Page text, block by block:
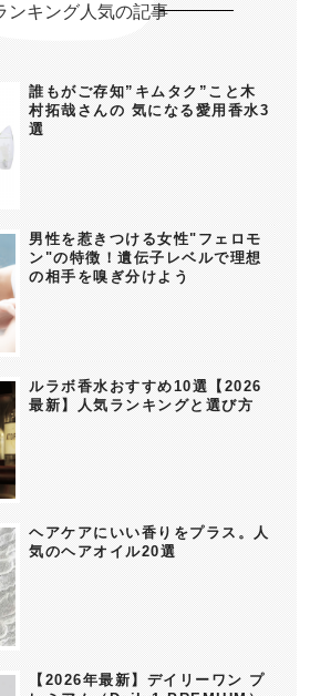
ンキング人気の記事
誰もがご存知”キムタク”こと木
村拓哉さんの 気になる愛用香水3
選
男性を惹きつける女性"フェロモ
ン"の特徴！遺伝子レベルで理想
の相手を嗅ぎ分けよう
ルラボ香水おすすめ10選【2026
最新】人気ランキングと選び方
ヘアケアにいい香りをプラス。人
気のヘアオイル20選
【2026年最新】デイリーワン プ